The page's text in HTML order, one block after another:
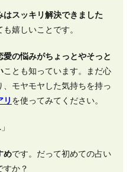
はスッキリ解決できました
嬉しいことです。
の悩みがちょっとやそっと
ことも知っています。まだ心
モヤモヤした気持ちを持っ
リ を使ってみてください。
めです。だって初めての占い
すか？